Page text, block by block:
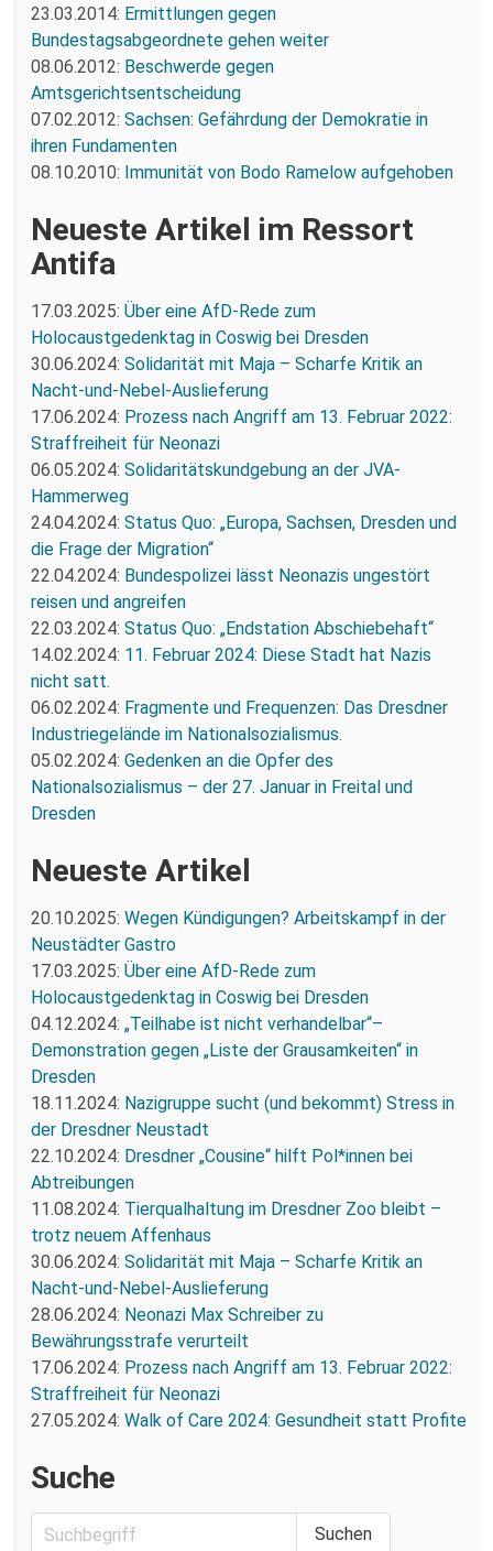
23.03.2014: Ermittlungen gegen
Bundestagsabgeordnete gehen weiter
08.06.2012: Beschwerde gegen
Amtsgerichtsentscheidung
07.02.2012: Sachsen: Gefährdung der Demokratie in
ihren Fundamenten
08.10.2010: Immunität von Bodo Ramelow aufgehoben
Neueste Artikel im Ressort
Antifa
17.03.2025: Über eine AfD-Rede zum
Holocaustgedenktag in Coswig bei Dresden
30.06.2024: Solidarität mit Maja – Scharfe Kritik an
Nacht-und-Nebel-Auslieferung
17.06.2024: Prozess nach Angriff am 13. Februar 2022:
Straffreiheit für Neonazi
06.05.2024: Solidaritätskundgebung an der JVA-
Hammerweg
24.04.2024: Status Quo: „Europa, Sachsen, Dresden und
die Frage der Migration“
22.04.2024: Bundespolizei lässt Neonazis ungestört
reisen und angreifen
22.03.2024: Status Quo: „Endstation Abschiebehaft“
14.02.2024: 11. Februar 2024: Diese Stadt hat Nazis
nicht satt.
06.02.2024: Fragmente und Frequenzen: Das Dresdner
Industriegelände im Nationalsozialismus.
05.02.2024: Gedenken an die Opfer des
Nationalsozialismus – der 27. Januar in Freital und
Dresden
Neueste Artikel
20.10.2025: Wegen Kündigungen? Arbeitskampf in der
Neustädter Gastro
17.03.2025: Über eine AfD-Rede zum
Holocaustgedenktag in Coswig bei Dresden
04.12.2024: „Teilhabe ist nicht verhandelbar“–
Demonstration gegen „Liste der Grausamkeiten“ in
Dresden
18.11.2024: Nazigruppe sucht (und bekommt) Stress in
der Dresdner Neustadt
22.10.2024: Dresdner „Cousine“ hilft Pol*innen bei
Abtreibungen
11.08.2024: Tierqualhaltung im Dresdner Zoo bleibt –
trotz neuem Affenhaus
30.06.2024: Solidarität mit Maja – Scharfe Kritik an
Nacht-und-Nebel-Auslieferung
28.06.2024: Neonazi Max Schreiber zu
Bewährungsstrafe verurteilt
17.06.2024: Prozess nach Angriff am 13. Februar 2022:
Straffreiheit für Neonazi
27.05.2024: Walk of Care 2024: Gesundheit statt Profite
Suche